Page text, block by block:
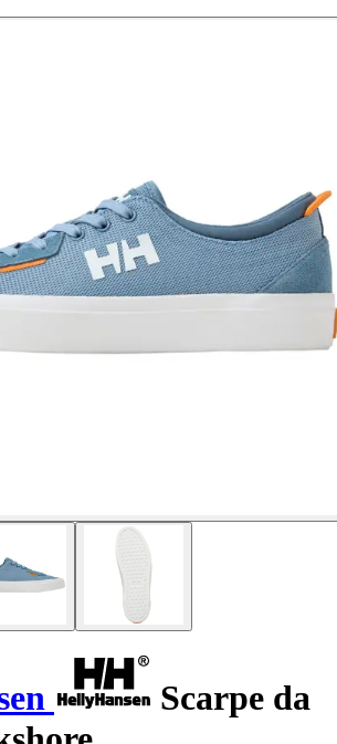
Scarpe da